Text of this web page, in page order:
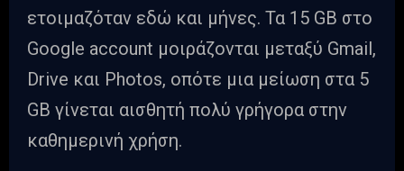
ετοιμαζόταν εδώ και μήνες. Τα 15 GB στο
Google account μοιράζονται μεταξύ Gmail,
Drive και Photos, οπότε μια μείωση στα 5
GB γίνεται αισθητή πολύ γρήγορα στην
καθημερινή χρήση.